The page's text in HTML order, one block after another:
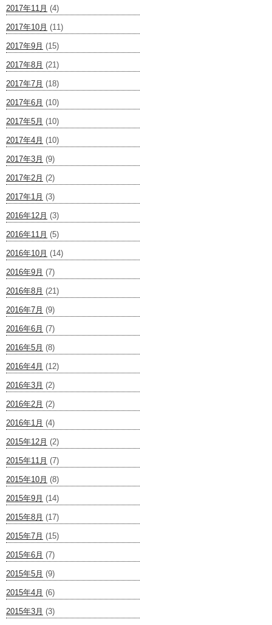
2017年11月 (4)
2017年10月 (11)
2017年9月 (15)
2017年8月 (21)
2017年7月 (18)
2017年6月 (10)
2017年5月 (10)
2017年4月 (10)
2017年3月 (9)
2017年2月 (2)
2017年1月 (3)
2016年12月 (3)
2016年11月 (5)
2016年10月 (14)
2016年9月 (7)
2016年8月 (21)
2016年7月 (9)
2016年6月 (7)
2016年5月 (8)
2016年4月 (12)
2016年3月 (2)
2016年2月 (2)
2016年1月 (4)
2015年12月 (2)
2015年11月 (7)
2015年10月 (8)
2015年9月 (14)
2015年8月 (17)
2015年7月 (15)
2015年6月 (7)
2015年5月 (9)
2015年4月 (6)
2015年3月 (3)